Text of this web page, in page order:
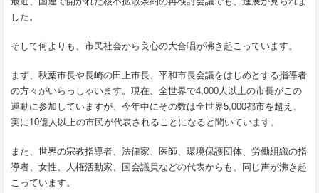
した。
そして何よりも、市民社会から良心の大合唱が沸き起こっています。
まず、秋葉市長や長崎の田上市長、平和市長会議をはじめとする指導者
の方々がいらっしゃいます。現在、全世界で4,000人以上の市長がこの
運動に参加していますが、今年中にその数は全世界5,000都市を超え、
実に10億人以上の市民が代表されることになると聞いています。
また、世界の宗教指導者、法律家、医師、環境保護団体、労働組織の指
導者、女性、人権活動家、国会議員などの代表からも、同じ声が沸き起
こっています。